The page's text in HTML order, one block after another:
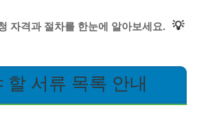
자격과 절차를 한눈에 알아보세요. 💡
할 서류 목록 안내